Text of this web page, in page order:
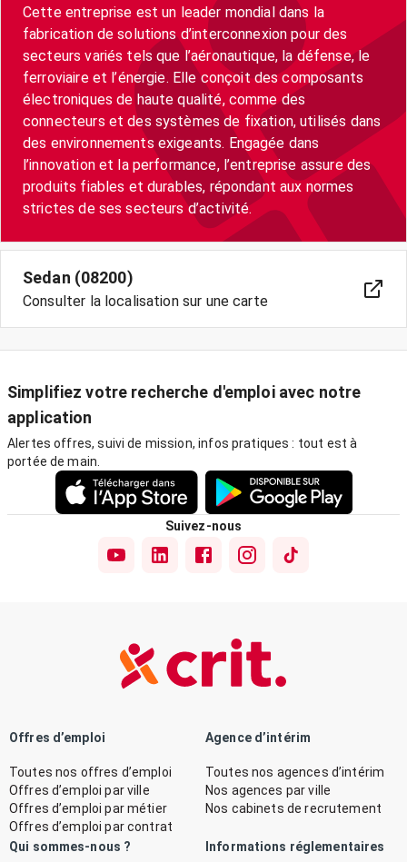
Cette entreprise est un leader mondial dans la
fabrication de solutions d’interconnexion pour des
secteurs variés tels que l’aéronautique, la défense, le
ferroviaire et l’énergie. Elle conçoit des composants
électroniques de haute qualité, comme des
connecteurs et des systèmes de fixation, utilisés dans
des environnements exigeants. Engagée dans
l’innovation et la performance, l’entreprise assure des
produits fiables et durables, répondant aux normes
strictes de ses secteurs d’activité.
Sedan (08200)
Consulter la localisation sur une carte
Simplifiez votre recherche d'emploi avec notre
application
Alertes offres, suivi de mission, infos pratiques : tout est à
portée de main.
Suivez-nous
Offres d’emploi
Toutes nos offres d’emploi
Offres d’emploi par ville
Offres d’emploi par métier
Offres d’emploi par contrat
Agence d’intérim
Toutes nos agences d’intérim
Nos agences par ville
Nos cabinets de recrutement
Qui sommes-nous ? Informations réglementaires